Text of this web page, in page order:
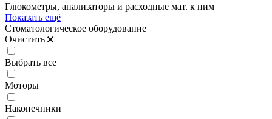
Глюкометры, анализаторы и расходные мат. к ним
Показать ещё
Стоматологическое оборудование
Очистить
Выбрать все
Моторы
Наконечники